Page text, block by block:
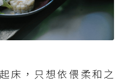
床，只想依偎柔和之